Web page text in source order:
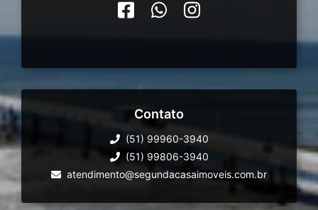
Contato
(51) 99960-3940
(51) 99806-3940
atendimento@segundacasaimoveis.com.br